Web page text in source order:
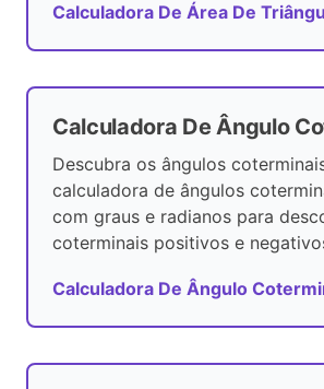
Calculadora De Área De
Calculadora De Ângulo
Descubra os ângulos
calculadora de ângulos
com graus e radianos para
coterminais positivos e
Calculadora De Ângulo